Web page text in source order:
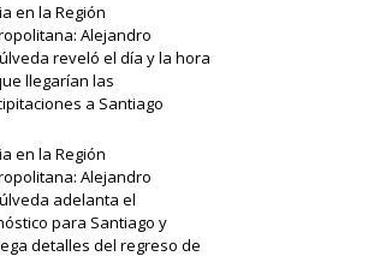
en la Región
Alejandro
reveló el día y la hora
llegarían las
a Santiago
en la Región
Alejandro
adelanta el
para Santiago y
detalles del regreso de